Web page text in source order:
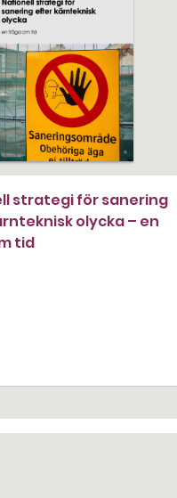
strategi för sanering
olycka – en
tid